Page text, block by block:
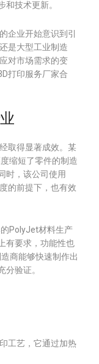
技术更新。
企业开始意识到引
是大型工业制造
对市场需求的变
打印服务厂家合
取得显著成效。某
缩短了零件的制造
时，该公司使用
的前提下，也有效
PolyJet材料生产
有要求，功能性也
商能够快速制作出
验证。
工艺，它通过加热